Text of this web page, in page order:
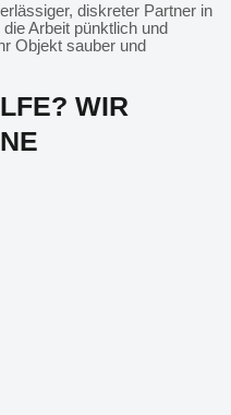
diskreter Partner in
Arbeit pünktlich und
Objekt sauber und
WIR